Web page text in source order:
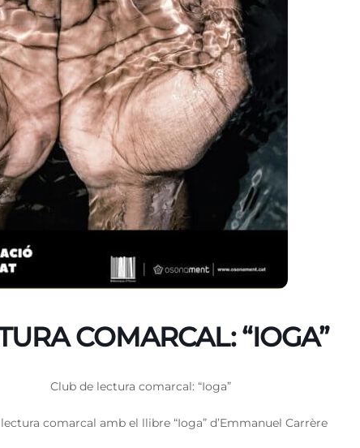
COMARCAL: “IOGA”
Club de lectura comarcal: “Ioga”
comarcal amb el llibre “Ioga” d’Emmanuel Carrère